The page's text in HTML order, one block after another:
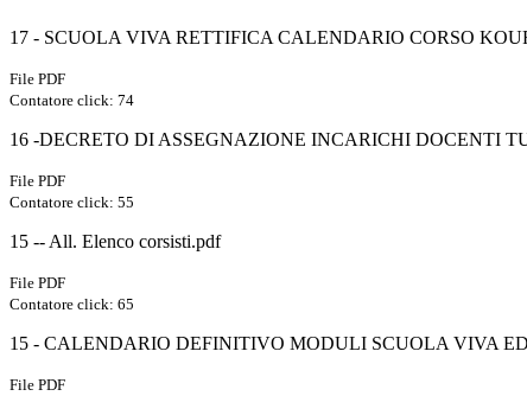
17 - SCUOLA VIVA RETTIFICA CALENDARIO CORSO
File PDF
Contatore click: 74
16 -DECRETO DI ASSEGNAZIONE INCARICHI DOCENTI
File PDF
Contatore click: 55
15 -- All. Elenco corsisti.pdf
File PDF
Contatore click: 65
15 - CALENDARIO DEFINITIVO MODULI SCUOLA VIVA
File PDF